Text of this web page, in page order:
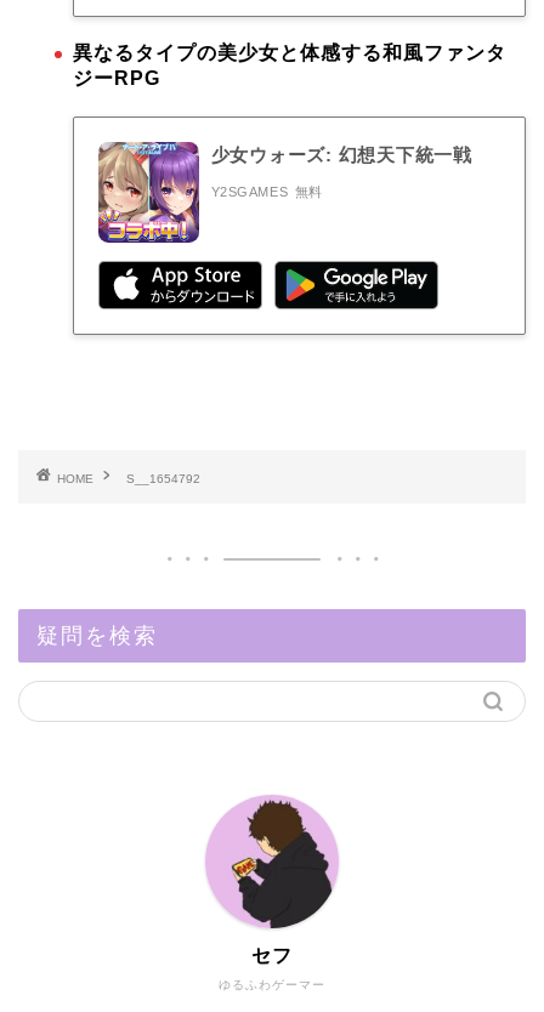
異なるタイプの美少女と体感する和風ファンタ
ジーRPG
少女ウォーズ: 幻想天下統一戦
Y2SGAMES 無料
HOME S__1654792
疑問を検索
ゆるふわゲーマー
セフ